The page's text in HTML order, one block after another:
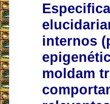
internos
moldam